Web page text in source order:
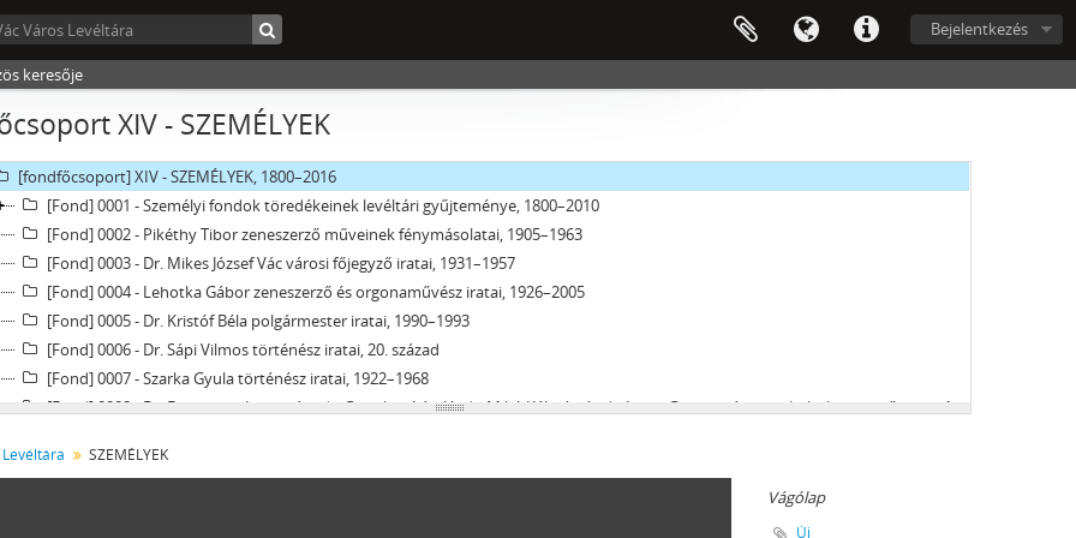
Bejelentkezés
keresője
XIV - SZEMÉLYEK
[fondfőcsoport] IX - TESTÜLETEK, 1705–1970
[fondfőcsoport] X - EGYESÜLETEK, (TÖMEG)SZERVEZETEK, PÁRTOK, 1821–2002
[fondfőcsoport] XI - GAZDASÁGI SZERVEK, 1876–1956
[fondfőcsoport] XII - EGYHÁZI SZERVEZETEK, INTÉZMÉNYEK, 1764 –1950
[fondfőcsoport] XIII - CSALÁDOK, 1821–2007
[fondfőcsoport] XIV - SZEMÉLYEK, 1800–2016
[Fond] 0001 - Személyi fondok töredékeinek levéltári gyűjteménye, 1800–2010
[Fond] 0002 - Pikéthy Tibor zeneszerző műveinek fénymásolatai, 1905–1963
[Fond] 0003 - Dr. Mikes József Vác városi főjegyző iratai, 1931–1957
[Fond] 0004 - Lehotka Gábor zeneszerző és orgonaművész iratai, 1926–2005
[Fond] 0005 - Dr. Kristóf Béla polgármester iratai, 1990–1993
[Fond] 0006 - Dr. Sápi Vilmos történész iratai, 20. század
[Fond] 0007 - Szarka Gyula történész iratai, 1922–1968
[Fond] 0008 - Dr. Freysinger Lajos váci, dr. Gramling László, dr. Mikó Kálmán és dr. Janits György vámosmikolai közjegyző iratai, 1875–1946
[Fond] 0010 - Dr. Gánti Tibor biológus iratai, 1952–2008
SZEMÉLYEK
Vágólap
Új